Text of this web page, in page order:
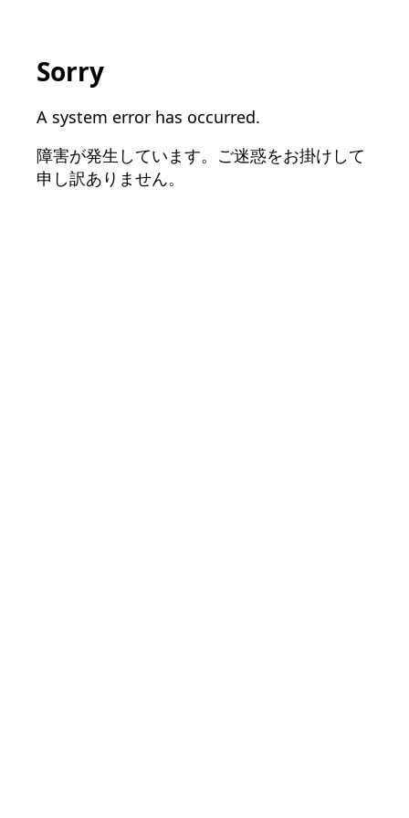
Sorry
A system error has occurred.
障害が発生しています。ご迷惑をお掛けして
申し訳ありません。